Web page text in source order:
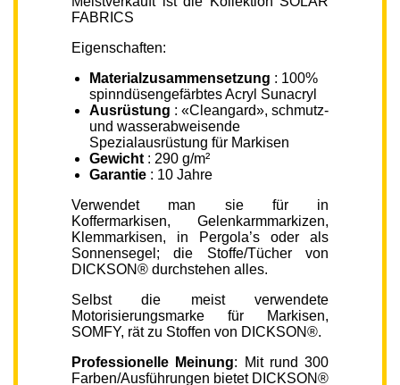
FABRICS
Eigenschaften:
Materialzusammensetzung : 100%
spinndüsengefärbtes Acryl Sunacryl
Ausrüstung : «Cleangard», schmutz-
und wasserabweisende
Spezialausrüstung für Markisen
Gewicht : 290 g/m²
Garantie : 10 Jahre
Verwendet man sie für in
Koffermarkisen, Gelenkarmmarkizen,
Klemmarkisen, in Pergola’s oder als
Sonnensegel; die Stoffe/Tücher von
DICKSON® durchstehen alles.
Selbst die meist verwendete
Motorisierungsmarke für Markisen,
SOMFY, rät zu Stoffen von DICKSON®.
Professionelle Meinung: Mit rund 300
Farben/Ausführungen bietet DICKSON®